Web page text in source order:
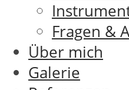
Fragen &
Über mich
Galerie